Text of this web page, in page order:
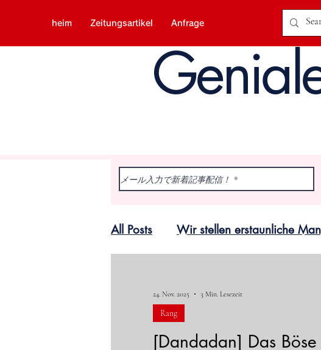
heim Zeitungsartikel Anfrage
All Posts Wir stellen erstaunliche
アニメ
[Dandadan] Das
Rang
24. Nov. 2025 3 Min. Lesezeit